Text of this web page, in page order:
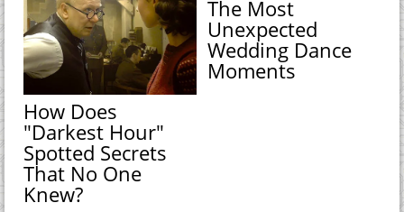
How Does
"Darkest Hour"
Spotted Secrets
That No One
Knew?
The Most
Unexpected
Wedding Dance
Moments